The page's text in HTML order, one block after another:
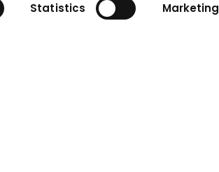
Statistics Marketing